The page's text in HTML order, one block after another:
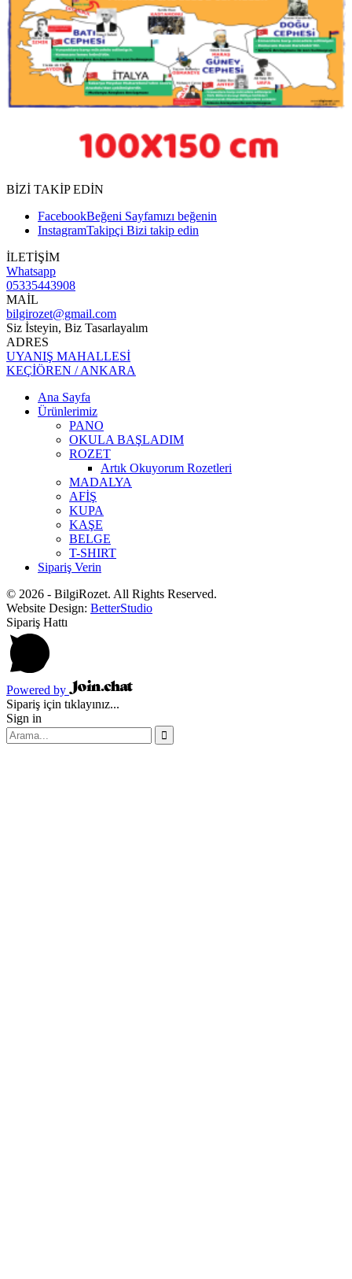
BİZİ TAKİP EDİN
FacebookBeğeni Sayfamızı beğenin
InstagramTakipçi Bizi takip edin
İLETİŞİM
Whatsapp
05335443908
MAİL
bilgirozet@gmail.com
Siz İsteyin, Biz Tasarlayalım
ADRES
UYANIŞ MAHALLESİ
KEÇİÖREN / ANKARA
Ana Sayfa
Ürünlerimiz
PANO
OKULA BAŞLADIM
ROZET
Artık Okuyorum Rozetleri
MADALYA
AFİŞ
KUPA
KAŞE
BELGE
T-SHIRT
Sipariş Verin
© 2026 - BilgiRozet. All Rights Reserved.
Website Design: BetterStudio
Sipariş Hattı
Powered by
Sipariş için tıklayınız...
Sign in